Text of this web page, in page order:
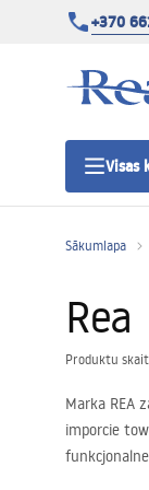
+370
Visas
Sākumlapa
Rea
Produktu
Marka REA
imporcie